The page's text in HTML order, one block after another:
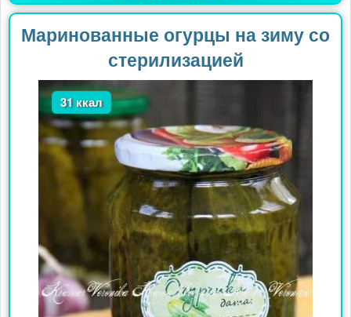
Маринованные огурцы на зиму со
стерилизацией
31 ккал